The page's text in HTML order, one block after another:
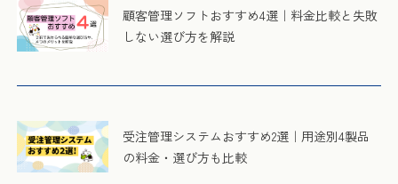
顧客管理ソフトおすすめ4選｜料金比較と失敗
しない選び方を解説
受注管理システムおすすめ2選｜用途別4製品
の料金・選び方も比較